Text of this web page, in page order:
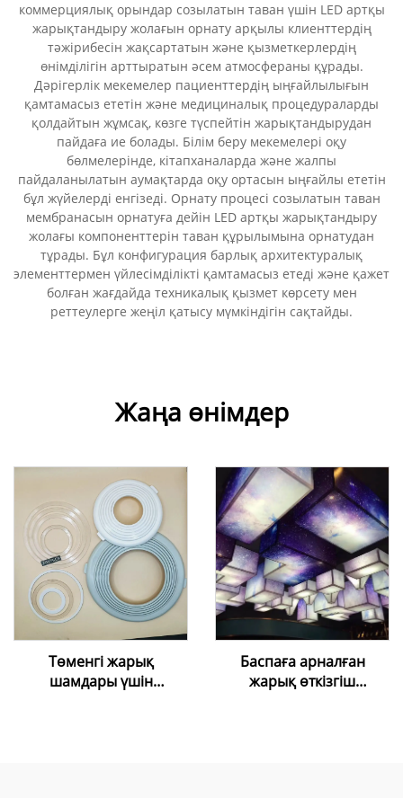
коммерциялық орындар созылатын таван үшін LED артқы
жарықтандыру жолағын орнату арқылы клиенттердің
тәжірибесін жақсартатын және қызметкерлердің
өнімділігін арттыратын әсем атмосфераны құрады.
Дәрігерлік мекемелер пациенттердің ыңғайлылығын
қамтамасыз ететін және медициналық процедураларды
қолдайтын жұмсақ, көзге түспейтін жарықтандырудан
пайдаға ие болады. Білім беру мекемелері оқу
бөлмелерінде, кітапханаларда және жалпы
пайдаланылатын аумақтарда оқу ортасын ыңғайлы ететін
бұл жүйелерді енгізеді. Орнату процесі созылатын таван
мембранасын орнатуға дейін LED артқы жарықтандыру
жолағы компоненттерін таван құрылымына орнатудан
тұрады. Бұл конфигурация барлық архитектуралық
элементтермен үйлесімділікті қамтамасыз етеді және қажет
болған жағдайда техникалық қызмет көрсету мен
реттеулерге жеңіл қатысу мүмкіндігін сақтайды.
Жаңа өнімдер
Төменгі жарық
шамдары үшін
Баспаға арналған
жарық өткізгіш